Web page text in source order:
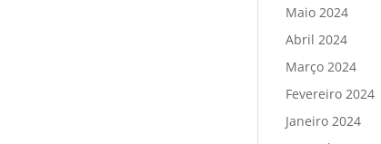
Maio 2024
Abril 2024
Março 2024
Fevereiro 2024
Janeiro 2024